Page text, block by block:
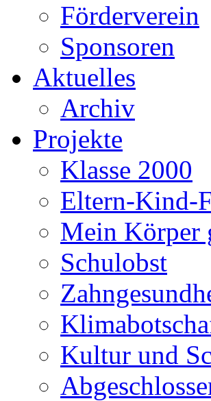
Förderverein
Sponsoren
Aktuelles
Archiv
Projekte
Klasse 2000
Eltern-Kind-
Mein Körper
Schulobst
Kultur und